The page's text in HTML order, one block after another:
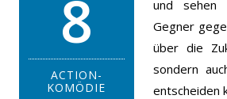
8
ACTION-
KOMÖDIE
und sehen
Gegner
über die
sondern
entscheiden